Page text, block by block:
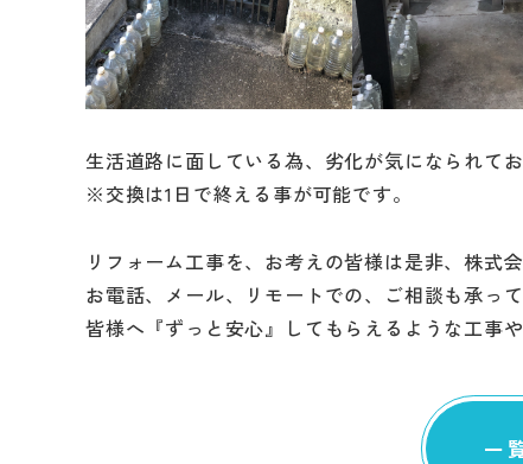
生活道路に面している為、劣化が気になられて
※交換は1日で終える事が可能です。
リフォーム工事を、お考えの皆様は是非、株式
お電話、メール、リモートでの、ご相談も承って
皆様へ『ずっと安心』してもらえるような工事
一